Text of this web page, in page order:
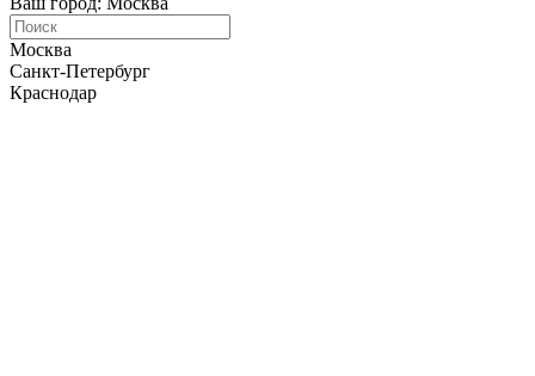
Москва
Санкт-Петербург
Краснодар